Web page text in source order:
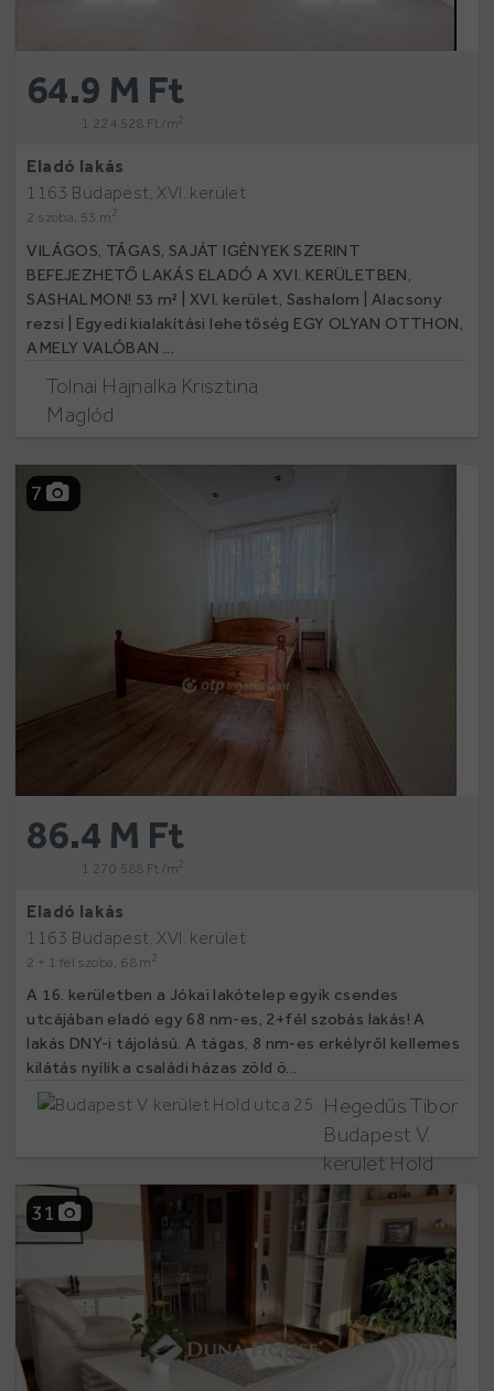
64.9 M Ft
1 224 528 Ft /m2
Eladó lakás
1163 Budapest, XVI. kerület
2 szoba, 53 m 2
VILÁGOS, TÁGAS, SAJÁT IGÉNYEK SZERINT
BEFEJEZHETŐ LAKÁS ELADÓ A XVI. KERÜLETBEN,
SASHALMON! 53 m² | XVI. kerület, Sashalom | Alacsony
rezsi | Egyedi kialakítási lehetőség EGY OLYAN OTTHON,
AMELY VALÓBAN ...
Tolnai Hajnalka Krisztina
Maglód
7
86.4 M Ft
1 270 588 Ft /m2
Eladó lakás
1163 Budapest, XVI. kerület
2 + 1 fél szoba, 68 m 2
A 16. kerületben a Jókai lakótelep egyik csendes
utcájában eladó egy 68 nm-es, 2+fél szobás lakás! A
lakás DNY-i tájolású. A tágas, 8 nm-es erkélyről kellemes
kilátás nyílik a családi házas zöld ö...
Hegedűs Tibor
Budapest V.
kerület Hold
utca 25
31